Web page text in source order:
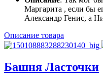
Маргарита , если бы
Александр Генис, а
Описание товара
Башня Ласточки